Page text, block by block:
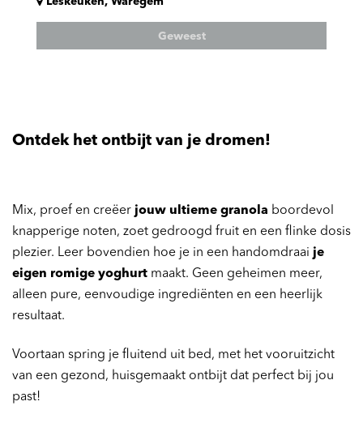
Geweest
Ontdek het ontbijt van je dromen!
Mix, proef en creëer jouw ultieme granola boordevol
knapperige noten, zoet gedroogd fruit en een flinke dosis
plezier. Leer bovendien hoe je in een handomdraai je
eigen romige yoghurt maakt. Geen geheimen meer,
alleen pure, eenvoudige ingrediënten en een heerlijk
resultaat.
Voortaan spring je fluitend uit bed, met het vooruitzicht
van een gezond, huisgemaakt ontbijt dat perfect bij jou
past!